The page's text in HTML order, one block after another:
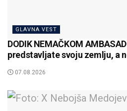
GLAVNA VEST
DODIK NEMAČKOM
predstavljate svoju zemlju, a
07.08.2026